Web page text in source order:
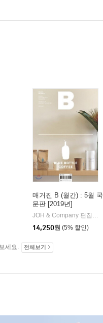
매거진 B (월간) : 5월 국
문판 [2019년]
JOH & Company 편집부 편
14,250원 (5% 할인)
세요. 전체보기